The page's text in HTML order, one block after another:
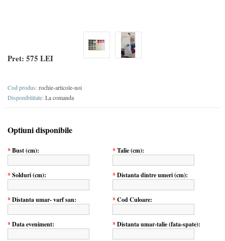
Cod produs:rochie-articole-noi
Disponibilitate:La comanda
Pret: 575 LEI
Optiuni disponibile
*Bust (cm): *Talie (cm):
*Solduri (cm): *Distanta dintre umeri (cm):
*Distanta umar- varf san: *Cod Culoare:
*Data eveniment: *Distanta umar-talie (fata-spate):